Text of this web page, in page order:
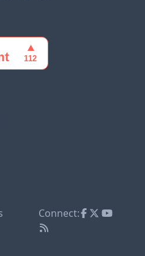
Connect: